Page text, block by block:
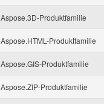
Aspose.3D-Produktfamilie
Aspose.HTML-Produktfamilie
Aspose.GIS-Produktfamilie
Aspose.ZIP-Produktfamilie